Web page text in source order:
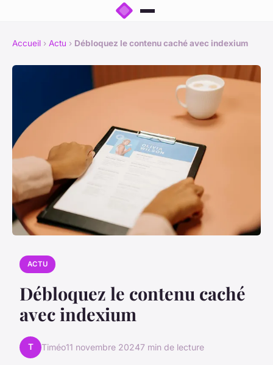
Accueil › Actu › Débloquez le contenu caché avec indexium
ACTU
Débloquez le contenu caché
avec indexium
T Timéo11 novembre 20247 min de lecture